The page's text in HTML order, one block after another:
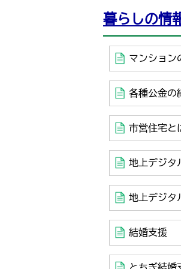
暮らしの情
マンション
各種公金の
市営住宅と
地上デジタ
地上デジタ
結婚支援